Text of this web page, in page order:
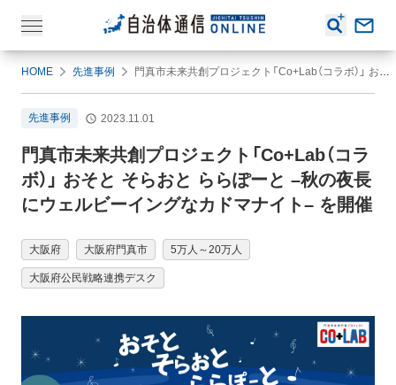
HOME 先進事例 門真市未来共創プロジェクト「Co+Lab（コラボ）」 おそと そらおと ららぽーと –秋の夜長にウェルビーイングなカドマナイト– を開催
先進事例 2023.11.01
門真市未来共創プロジェクト「Co+Lab（コラ
ボ）」 おそと そらおと ららぽーと –秋の夜長
にウェルビーイングなカドマナイト– を開催
大阪府 大阪府門真市 5万人～20万人
大阪府公民戦略連携デスク